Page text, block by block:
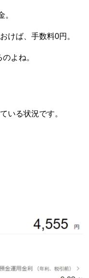
。
けば、手数料0円。
よね。
いる状況です。